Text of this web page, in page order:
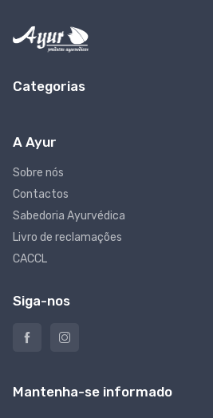
Categorias
A Ayur
Sobre nós
Contactos
Sabedoria Ayurvédica
Livro de reclamações
CACCL
Siga-nos
Mantenha-se informado